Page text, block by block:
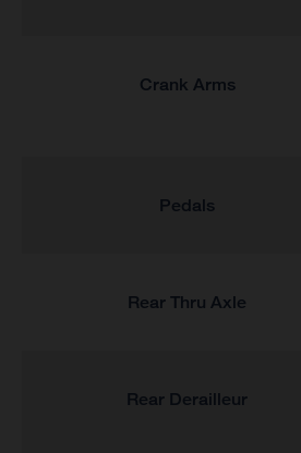
Crank Arms
Pedals
Rear Thru Axle
Rear Derailleur